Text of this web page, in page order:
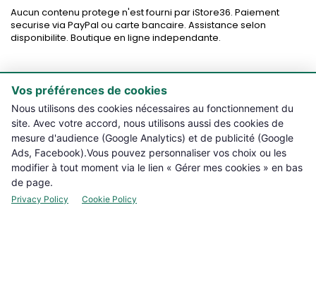
Vos préférences de cookies
Nous utilisons des cookies nécessaires au fonctionnement du
site. Avec votre accord, nous utilisons aussi des cookies de
mesure d'audience (Google Analytics) et de publicité (Google
Ads, Facebook).Vous pouvez personnaliser vos choix ou les
modifier à tout moment via le lien « Gérer mes cookies » en bas
de page.
Privacy Policy Cookie Policy
Aucun contenu protege n'est fourni par iStore36. Paiement
securise via PayPal ou carte bancaire. Assistance selon
disponibilite. Boutique en ligne independante.
PRODUITS
NOTRE BOUTIQUE
INFORMATIONS L??GALES 
VOTRE COMPTE